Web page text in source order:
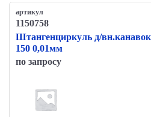
артикул
1150758
Штангенциркуль д/
150 0,01мм
по запросу